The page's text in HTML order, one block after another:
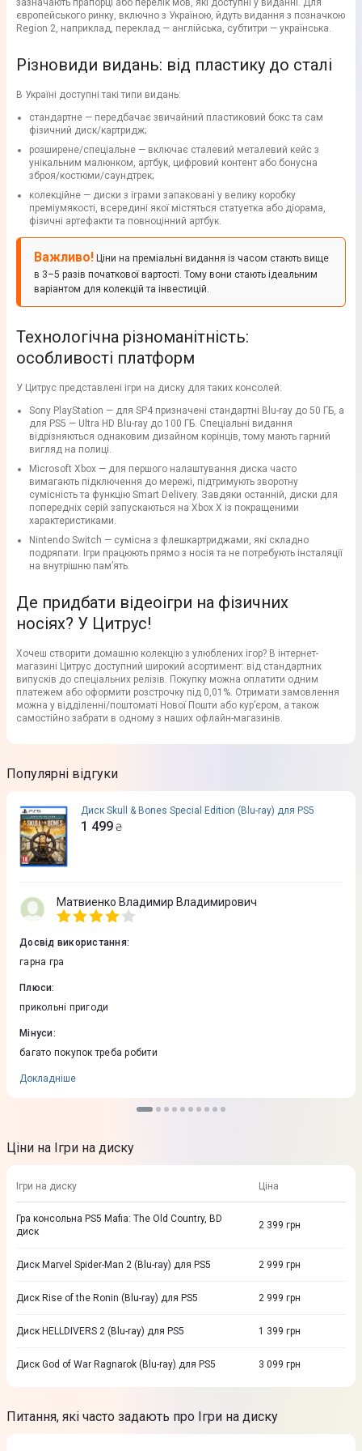
зазначають прапорці або перелік мов, які доступні у виданні. Для
європейського ринку, включно з Україною, йдуть видання з позначкою
Region 2, наприклад, переклад — англійська, субтитри — українська.
Різновиди видань: від пластику до сталі
В Україні доступні такі типи видань:
стандартне — передбачає звичайний пластиковий бокс та сам
фізичний диск/картридж;
розширене/спеціальне — включає сталевий металевий кейс з
унікальним малюнком, артбук, цифровий контент або бонусна
зброя/костюми/саундтрек;
колекційне — диски з іграми запаковані у велику коробку
преміумякості, всередині якої містяться статуетка або діорама,
фізичні артефакти та повноцінний артбук.
Важливо! Ціни на преміальні видання із часом стають вище
в 3–5 разів початкової вартості. Тому вони стають ідеальним
варіантом для колекцій та інвестицій.
Технологічна різноманітність:
особливості платформ
У Цитрус представлені ігри на диску для таких консолей:
Sony PlayStation — для SP4 призначені стандартні Blu-ray до 50 ГБ, а
для PS5 — Ultra HD Blu-ray до 100 ГБ. Спеціальні видання
відрізняються однаковим дизайном корінців, тому мають гарний
вигляд на полиці.
Microsoft Xbox — для першого налаштування диска часто
вимагають підключення до мережі, підтримують зворотну
сумісність та функцію Smart Delivery. Завдяки останній, диски для
попередніх серій запускаються на Xbox X із покращеними
характеристиками.
Nintendo Switch — сумісна з флешкартриджами, які складно
подряпати. Ігри працюють прямо з носія та не потребують інсталяції
на внутрішню пам’ять.
Де придбати відеоігри на фізичних
носіях? У Цитрус!
Хочеш створити домашню колекцію з улюблених ігор? В інтернет-
магазині Цитрус доступний широкий асортимент: від стандартних
випусків до спеціальних релізів. Покупку можна оплатити одним
платежем або оформити розстрочку під 0,01%. Отримати замовлення
можна у відділенні/поштоматі Нової Пошти або кур’єром, а також
самостійно забрати в одному з наших офлайн-магазинів.
Популярні відгуки
Диск Skull & Bones Special Edition (Blu-ray) для PS5
1 499 ₴
Матвиенко Владимир Владимирович
Досвід використання:
гарна гра
Плюси:
прикольні пригоди
Мінуси:
багато покупок треба робити
Докладніше
Ціни на Ігри на диску
Ігри на диску Ціна
Гра консольна PS5 Mafia: The Old Country, BD
диск
2 399 грн
Диск Marvel Spider-Man 2 (Blu-ray) для PS5 2 999 грн
Диск Rise of the Ronin (Blu-ray) для PS5 2 999 грн
Диск HELLDIVERS 2 (Blu-ray) для PS5 1 399 грн
Диск God of War Ragnarok (Blu-ray) для PS5 3 099 грн
Питання, які часто задають про Ігри на диску